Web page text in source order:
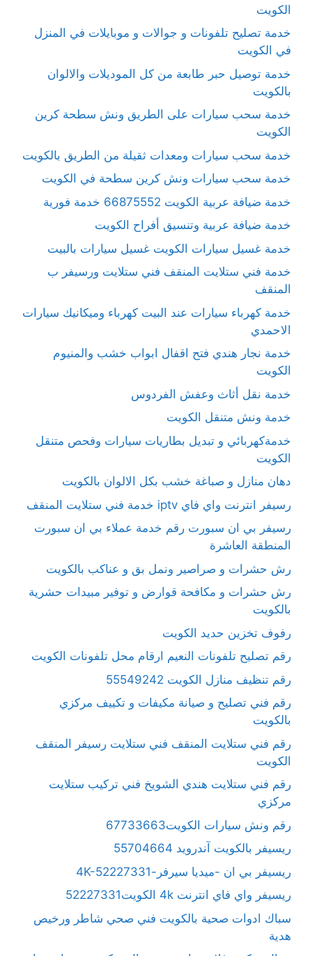
الكويت
خدمة تصليح تلفونات و جوالات و موبايلات في المنزل
في الكويت
خدمة توصيل حبر طابعة من كل الموديلات والالوان
بالكويت
خدمة سحب سيارات على الطريق ونش سطحة كرين
الكويت
خدمة سحب سيارات ومعدات ثقيلة من الطريق بالكويت
خدمة سحب سيارات ونش كرين سطحة في الكويت
خدمة ضيافة عربية الكويت 66875552 خدمة فورية
خدمة ضيافة عربية وتنسيق أفراح الكويت
خدمة غسيل سيارات الكويت غسيل سيارات بالبيت
خدمة فني ستلايت المنقف فني ستلايت ورسيفر ب
المنقف
خدمة كهرباء سيارات عند البيت كهرباء وميكانيك سيارات
الاحمدي
خدمة نجار هندي فتح اقفال ابواب خشب والمنيوم
الكويت
خدمة نقل أثاث وعفش الفردوس
خدمة ونش متنقل الكويت
خدمةكهربائي و تبديل بطاريات سيارات وفحص متنقل
الكويت
دهان منازل و صباغة خشب بكل الالوان بالكويت
رسيفر انترنت واي فاي iptv خدمة فني ستلايت المنقف
رسيفر بي ان سبورت رقم خدمة عملاء بي ان سبورت
المنطقة العاشرة
رش حشرات و صراصير ونمل بق و عناكب بالكويت
رش حشرات و مكافحة قوارض و توفير مبيدات حشرية
بالكويت
رفوف تخزين حديد الكويت
رقم تصليح تلفونات النعيم ارقام محل تلفونات الكويت
رقم تنظيف منازل الكويت 55549242
رقم فني تصليح و صيانة مكيفات و تكييف مركزي
بالكويت
رقم فني ستلايت المنقف فني ستلايت رسيفر المنقف
الكويت
رقم فني ستلايت هندي الشويخ فني تركيب ستلايت
مركزي
رقم ونش سيارات الكويت67733663
ريسيفر بالكويت آندرويد 55704664
ريسيفر بي ان -ميديا سيرفر-4K-52227331
ريسيفر واي فاي انترنت 4k الكويت52227331
سباك ادوات صحية بالكويت فني صحي شاطر ورخيص
هدية